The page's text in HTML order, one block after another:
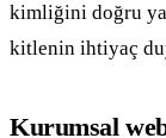
kimliğini doğru
kitlenin ihtiyaç
Kurumsal